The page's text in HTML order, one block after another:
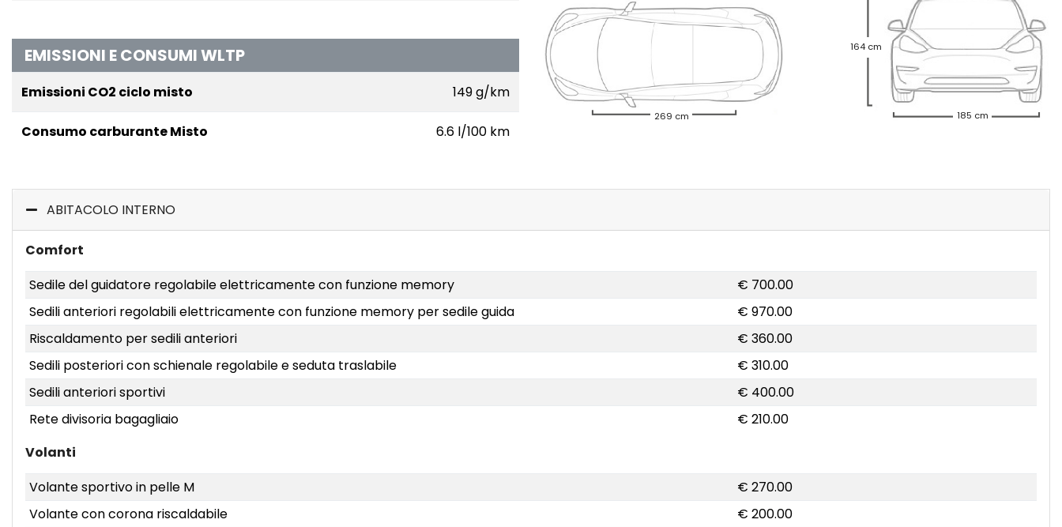
EMISSIONI E CONSUMI WLTP
Emissioni CO2 ciclo misto 149 g/km
Consumo carburante Misto 6.6 l/100 km
269 cm
164 cm
185 cm
ABITACOLO INTERNO
Comfort
Sedile del guidatore regolabile elettricamente con funzione memory
€ 700.00
Sedili anteriori regolabili elettricamente con funzione memory per sedile guida
€ 970.00
Riscaldamento per sedili anteriori
€ 360.00
Sedili posteriori con schienale regolabile e seduta traslabile
€ 310.00
Sedili anteriori sportivi
€ 400.00
Rete divisoria bagagliaio
€ 210.00
Volanti
Volante sportivo in pelle M
€ 270.00
Volante con corona riscaldabile
€ 200.00